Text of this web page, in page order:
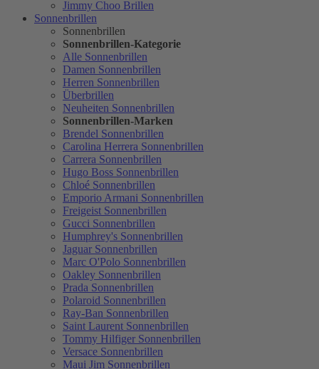
Jimmy Choo Brillen
Sonnenbrillen
Sonnenbrillen
Sonnenbrillen-Kategorie
Alle Sonnenbrillen
Damen Sonnenbrillen
Herren Sonnenbrillen
Überbrillen
Neuheiten Sonnenbrillen
Sonnenbrillen-Marken
Brendel Sonnenbrillen
Carolina Herrera Sonnenbrillen
Carrera Sonnenbrillen
Hugo Boss Sonnenbrillen
Chloé Sonnenbrillen
Emporio Armani Sonnenbrillen
Freigeist Sonnenbrillen
Gucci Sonnenbrillen
Humphrey's Sonnenbrillen
Jaguar Sonnenbrillen
Marc O'Polo Sonnenbrillen
Oakley Sonnenbrillen
Prada Sonnenbrillen
Polaroid Sonnenbrillen
Ray-Ban Sonnenbrillen
Saint Laurent Sonnenbrillen
Tommy Hilfiger Sonnenbrillen
Versace Sonnenbrillen
Maui Jim Sonnenbrillen